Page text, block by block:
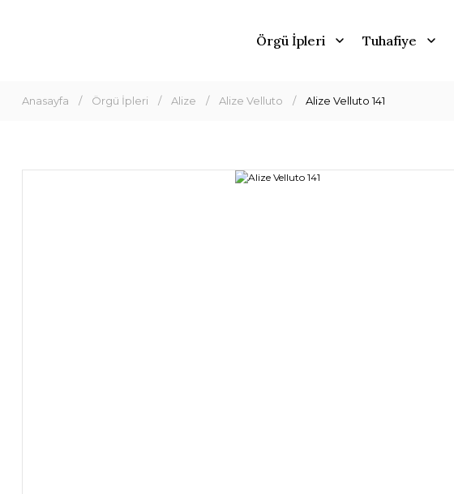
Örgü İpleri Tuhafiye
Anasayfa Örgü İpleri Alize Alize Velluto Alize Velluto 141